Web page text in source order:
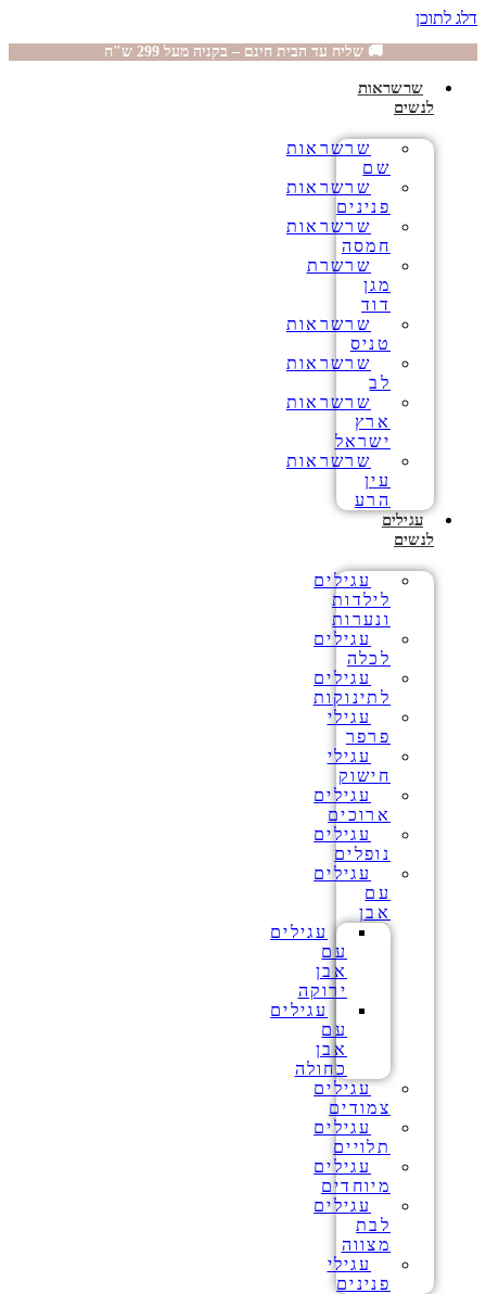
דלג לתוכן
🚚 שליח עד הבית חינם – בקניה מעל 299 ש"ח
שרשראות
לנשים
שרשראות
שם
שרשראות
פנינים
שרשראות
חמסה
שרשרת
מגן
דוד
שרשראות
טניס
שרשראות
לב
שרשראות
ארץ
ישראל
שרשראות
עין
הרע
עגילים
לנשים
עגילים
לילדות
ונערות
עגילים
לכלה
עגילים
לתינוקות
עגילי
פרפר
עגילי
חישוק
עגילים
ארוכים
עגילים
נופלים
עגילים
עם
אבן
עגילים
עם
אבן
ירוקה
עגילים
עם
אבן
כחולה
עגילים
צמודים
עגילים
תלויים
עגילים
מיוחדים
עגילים
לבת
מצווה
עגילי
פנינים